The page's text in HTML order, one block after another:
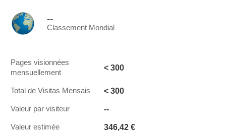
--
Classement Mondial
Pages visionnées
mensuellement
< 300
Total de Visitas Mensais < 300
Valeur par visiteur --
Valeur estimée 346,42 €